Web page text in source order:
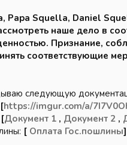
Papa Squella, Daniel
наше дело в
Признание,
соответствующие
следующую
[https://imgur.com/a/
[Документ 1 , Документ 2 ,
[ Оплата Гос.пошлины]